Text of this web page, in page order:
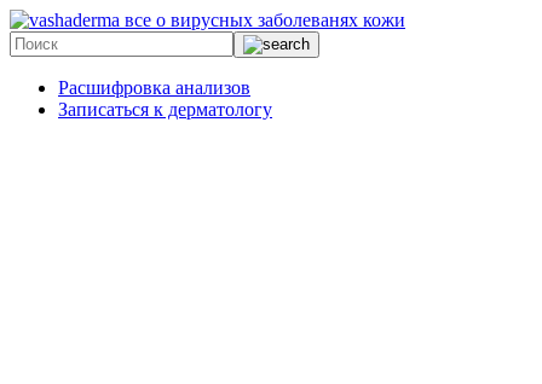
все о вирусных заболеванях кожи
Расшифровка анализов
Записаться к дерматологу